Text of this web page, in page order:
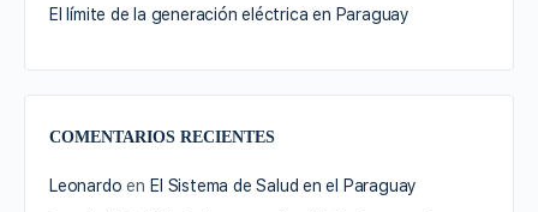
El límite de la generación eléctrica en Paraguay
COMENTARIOS RECIENTES
Leonardo en El Sistema de Salud en el Paraguay